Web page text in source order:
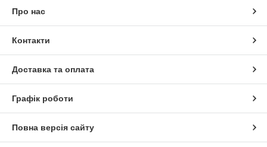
Про нас
Контакти
Доставка та оплата
Графік роботи
Повна версія сайту